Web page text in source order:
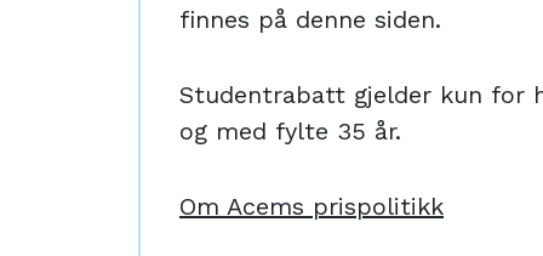
finnes på denne siden.
Studentrabatt gjelder kun for
og med fylte 35 år.
Om Acems prispolitikk